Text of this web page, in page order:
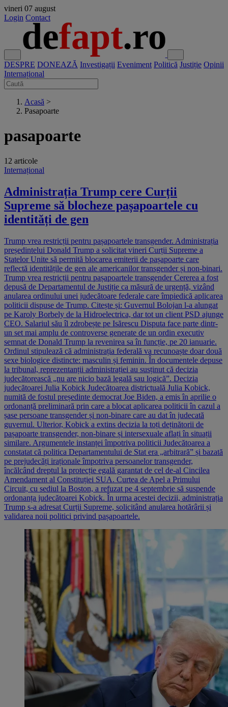
vineri 07 august
Login Contact
DESPRE DONEAZĂ Investigații Eveniment Politică Justiție Opinii
Internațional
Acasă >
Pasapoarte
pasapoarte
12 articole
Internațional
Administrația Trump cere Curții
Supreme să blocheze pașapoartele cu
identități de gen
Trump vrea restricții pentru pașapoartele transgender. Administrația
președintelui Donald Trump a solicitat vineri Curții Supreme a
Statelor Unite să permită blocarea emiterii de pașapoarte care
reflectă identitățile de gen ale americanilor transgender și non-binari.
Trump vrea restricții pentru pașapoartele transgender Cererea a fost
depusă de Departamentul de Justiție ca măsură de urgență, vizând
anularea ordinului unei judecătoare federale care împiedică aplicarea
politicii dispuse de Trump. Citește și: Guvernul Bolojan l-a alungat
pe Karoly Borbely de la Hidroelectrica, dar tot un client PSD ajunge
CEO. Salariul său îl zdrobește pe Isărescu Disputa face parte dintr-
un set mai amplu de controverse generate de un ordin executiv
semnat de Donald Trump la revenirea sa în funcție, pe 20 ianuarie.
Ordinul stipulează că administrația federală va recunoaște doar două
sexe biologice distincte: masculin și feminin. În documentele depuse
la tribunal, reprezentanții administrației au susținut că decizia
judecătorească „nu are nicio bază legală sau logică”. Decizia
judecătoarei Julia Kobick Judecătoarea districtuală Julia Kobick,
numită de fostul președinte democrat Joe Biden, a emis în aprilie o
ordonanță preliminară prin care a blocat aplicarea politicii în cazul a
șase persoane transgender și non-binare care au dat în judecată
guvernul. Ulterior, Kobick a extins decizia la toți deținătorii de
pașapoarte transgender, non-binare și intersexuale aflați în situații
similare. Argumentele instanței împotriva politicii Judecătoarea a
constatat că politica Departamentului de Stat era „arbitrară” și bazată
pe prejudecăți iraționale împotriva persoanelor transgender,
încălcând dreptul la protecție egală garantat de cel de-al Cincilea
Amendament al Constituției SUA. Curtea de Apel a Primului
Circuit, cu sediul la Boston, a refuzat pe 4 septembrie să suspende
ordonanța judecătoarei Kobick. În urma acestei decizii, administrația
Trump s-a adresat Curții Supreme, solicitând anularea hotărârii și
validarea noii politici privind pașapoartele.